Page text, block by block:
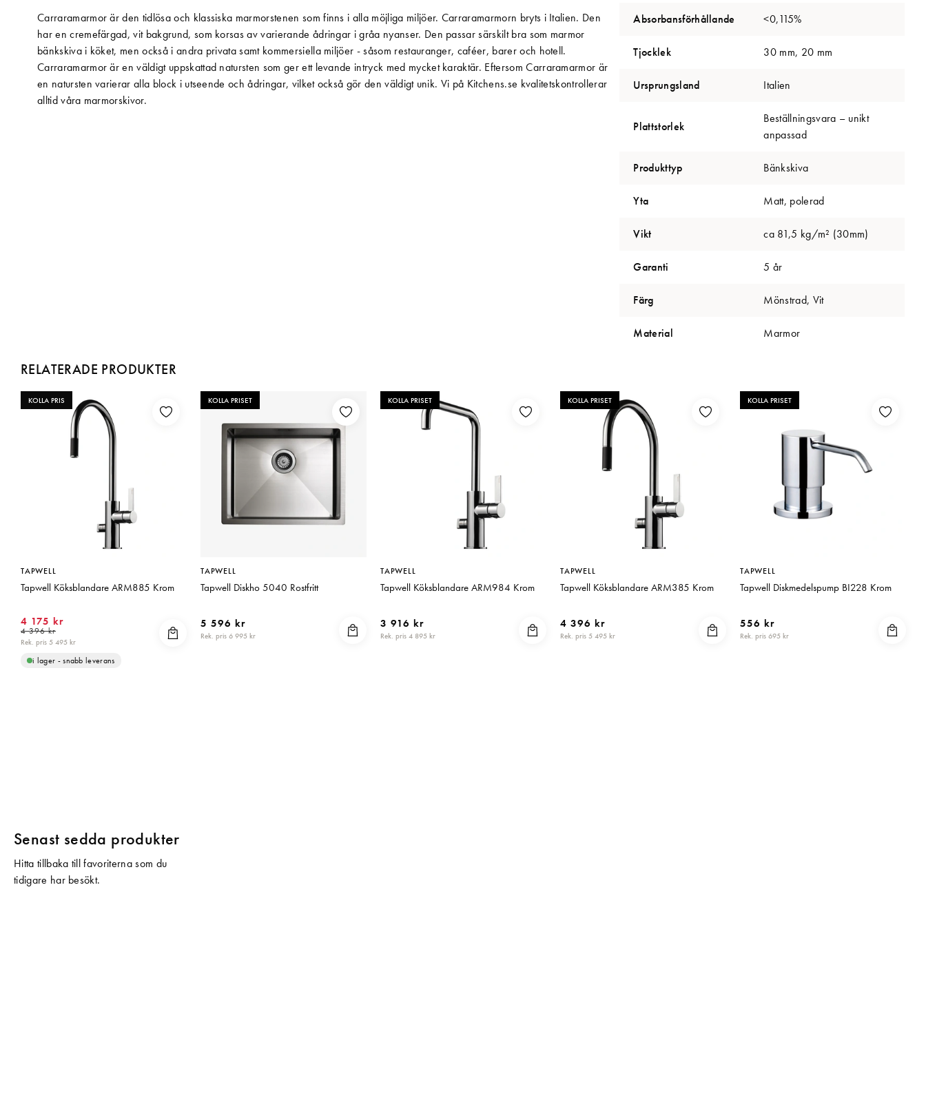
Carraramarmor är den tidlösa och klassiska marmorstenen som finns i alla möjliga miljöer. Carraramarmorn bryts i Italien. Den
har en cremefärgad, vit bakgrund, som korsas av varierande ådringar i gråa nyanser. Den passar särskilt bra som marmor
bänkskiva i köket, men också i andra privata samt kommersiella miljöer - såsom restauranger, caféer, barer och hotell.
Carraramarmor är en väldigt uppskattad natursten som ger ett levande intryck med mycket karaktär. Eftersom Carraramarmor är
en natursten varierar alla block i utseende och ådringar, vilket också gör den väldigt unik. Vi på Kitchens.se kvalitetskontrollerar
alltid våra marmorskivor.
Absorbansförhållande <0,115%
Tjocklek 30 mm, 20 mm
Ursprungsland Italien
Plattstorlek
Beställningsvara – unikt
anpassad
Produkttyp Bänkskiva
Yta Matt, polerad
Vikt ca 81,5 kg/m² (30mm)
Garanti 5 år
Färg Mönstrad, Vit
Material Marmor
RELATERADE PRODUKTER
KOLLA PRIS
TAPWELL
Tapwell Köksblandare ARM885 Krom
4 175 kr
4 396 kr
Rek. pris 5 495 kr
i lager - snabb leverans
KOLLA PRISET
TAPWELL
Tapwell Diskho 5040 Rostfritt
5 596 kr
Rek. pris 6 995 kr
KOLLA PRISET
TAPWELL
Tapwell Köksblandare ARM984 Krom
3 916 kr
Rek. pris 4 895 kr
KOLLA PRISET
TAPWELL
Tapwell Köksblandare ARM385 Krom
4 396 kr
Rek. pris 5 495 kr
KOLLA PRISET
TAPWELL
Tapwell Diskmedelspump BI228 Krom
556 kr
Rek. pris 695 kr
Senast sedda produkter
Hitta tillbaka till favoriterna som du
tidigare har besökt.